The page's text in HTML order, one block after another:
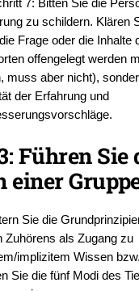
7: Bitten Sie die
zu schildern. Klären
Frage oder die Inhalte
offengelegt werden
muss aber nicht),
der Erfahrung und
Führen Sie
einer
Sie die
Zuhörens als Zugang zu
implizitem Wissen
Sie die fünf Modi des